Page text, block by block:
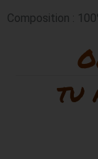
Composition :
tu